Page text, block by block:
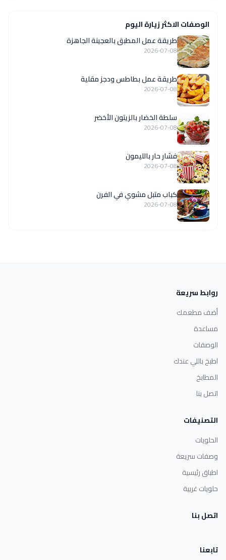
الوصفات الاكثر زيارة اليوم
طريقة عمل المطبق بالعجينة الجاهزة
2026-07-08
طريقة عمل بطاطس ودجز مقلية
2026-07-08
سلطة الخضار بالزيتون الأخضر
2026-07-08
فشار حار بالليمون
2026-07-08
كباب متبل مشوي في الفرن
2026-07-08
روابط سريعة
أضف مطعمك
مساعدة
الوصفات
اطبخ باللي عندك
المطابخ
اتصل بنا
التصنيفات
الحلويات
وصفات سريعة
اطباق رئيسية
حلويات غربية
اتصل بنا
تابعنا